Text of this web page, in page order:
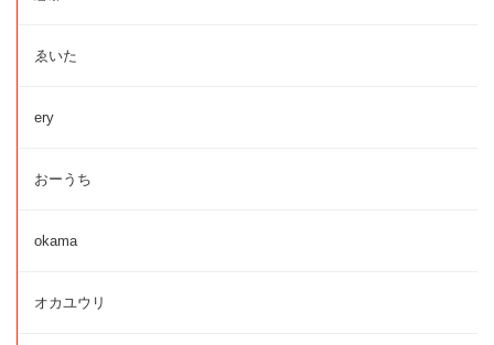
ゑいた
ery
おーうち
okama
オカユウリ